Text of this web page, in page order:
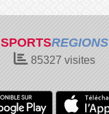
SPORTSREGIONS
85327 visites